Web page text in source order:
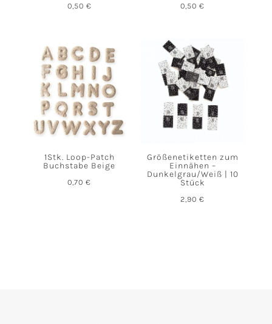
0,50 € 0,50€
1Stk. Loop-Patch
Buchstabe Beige
0,70€
Größenetiketten zum
Einnähen –
Dunkelgrau/Weiß | 10
Stück
2,90€